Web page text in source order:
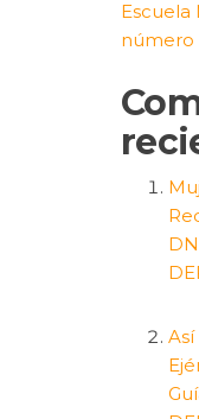
Escuela
número